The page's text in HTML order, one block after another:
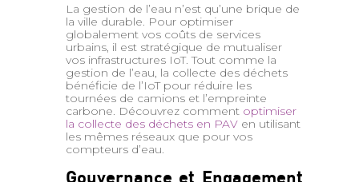
La gestion de l’eau n’est qu’une brique de
la ville durable. Pour optimiser
globalement vos coûts de services
urbains, il est stratégique de mutualiser
vos infrastructures IoT. Tout comme la
gestion de l’eau, la collecte des déchets
bénéficie de l’IoT pour réduire les
tournées de camions et l’empreinte
carbone. Découvrez comment optimiser
la collecte des déchets en PAVen utilisant
les mêmes réseaux que pour vos
compteurs d’eau.
Gouvernance et Engagement